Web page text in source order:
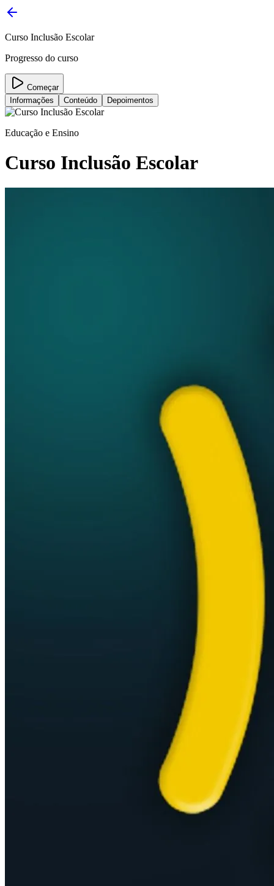
Curso Inclusão Escolar
Progresso do curso
Começar
Informações
Conteúdo Depoimentos
Educação e Ensino
Curso Inclusão Escolar